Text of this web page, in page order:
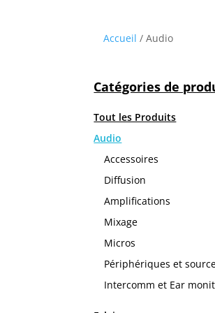
Accueil / Audio
Catégories de
Tout les Produits
Audio
Accessoires
Diffusion
Amplifications
Mixage
Micros
Périphériques et
Intercomm et Ear